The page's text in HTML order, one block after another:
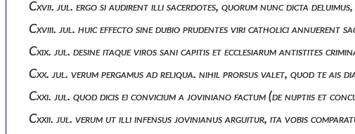
Cxvii. jul. ergo si audirent illi sacerdotes, quorum nunc dicta
Cxviii. jul. huic effecto sine dubio prudentes viri catholici annuerent
Cxix. jul. desine itaque viros sani capitis et ecclesiarum antistites
Cxx. jul. verum pergamus ad reliqua. nihil prorsus valet, quod te ais
Cxxi. jul. quod dicis ei convicium a joviniano factum (de nuptiis et
Cxxii. jul. verum ut illi infensus jovinianus arguitur, ita vobis